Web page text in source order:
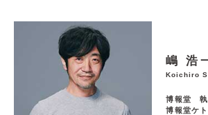
嶋 浩
Koichiro
博報堂 執
博報堂ケ